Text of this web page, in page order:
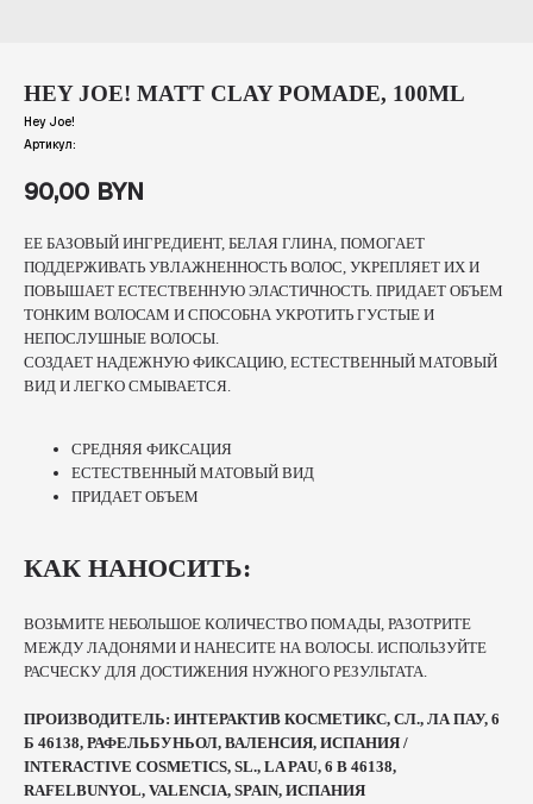
HEY JOE! MATT CLAY POMADE, 100ML
Hey Joe!
Артикул:
90,00 BYN
ЕЕ БАЗОВЫЙ ИНГРЕДИЕНТ, БЕЛАЯ ГЛИНА, ПОМОГАЕТ
ПОДДЕРЖИВАТЬ УВЛАЖНЕННОСТЬ ВОЛОС, УКРЕПЛЯЕТ ИХ И
ПОВЫШАЕТ ЕСТЕСТВЕННУЮ ЭЛАСТИЧНОСТЬ. ПРИДАЕТ ОБЪЕМ
ТОНКИМ ВОЛОСАМ И СПОСОБНА УКРОТИТЬ ГУСТЫЕ И
НЕПОСЛУШНЫЕ ВОЛОСЫ.
СОЗДАЕТ НАДЕЖНУЮ ФИКСАЦИЮ, ЕСТЕСТВЕННЫЙ МАТОВЫЙ
ВИД И ЛЕГКО СМЫВАЕТСЯ.
СРЕДНЯЯ ФИКСАЦИЯ
ЕСТЕСТВЕННЫЙ МАТОВЫЙ ВИД
ПРИДАЕТ ОБЪЕМ
КАК НАНОСИТЬ:
ВОЗЬМИТЕ НЕБОЛЬШОЕ КОЛИЧЕСТВО ПОМАДЫ, РАЗОТРИТЕ
МЕЖДУ ЛАДОНЯМИ И НАНЕСИТЕ НА ВОЛОСЫ. ИСПОЛЬЗУЙТЕ
РАСЧЕСКУ ДЛЯ ДОСТИЖЕНИЯ НУЖНОГО РЕЗУЛЬТАТА.
ПРОИЗВОДИТЕЛЬ: ИНТЕРАКТИВ КОСМЕТИКС, СЛ., ЛА ПАУ, 6
Б 46138, РАФЕЛЬБУНЬОЛ, ВАЛЕНСИЯ, ИСПАНИЯ /
INTERACTIVE COSMETICS, SL., LA PAU, 6 B 46138,
RAFELBUNYOL, VALENCIA, SPAIN, ИСПАНИЯ